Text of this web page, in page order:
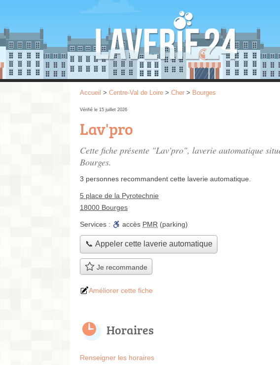
Accueil > Centre-Val de Loire > Cher > Bourges
Vérifié le 15 juillet 2026
Lav'pro
Cette fiche présente "Lav'pro", laverie automatique
Bourges.
3 personnes recommandent cette laverie automatique.
5 place de la Pyrotechnie
18000 Bourges
Services : accès PMR (parking)
📞 Appeler cette laverie automatique
Je recommande
Améliorer cette fiche
Horaires
Renseigner les horaires